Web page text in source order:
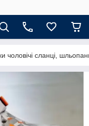
чоловічі сланці,